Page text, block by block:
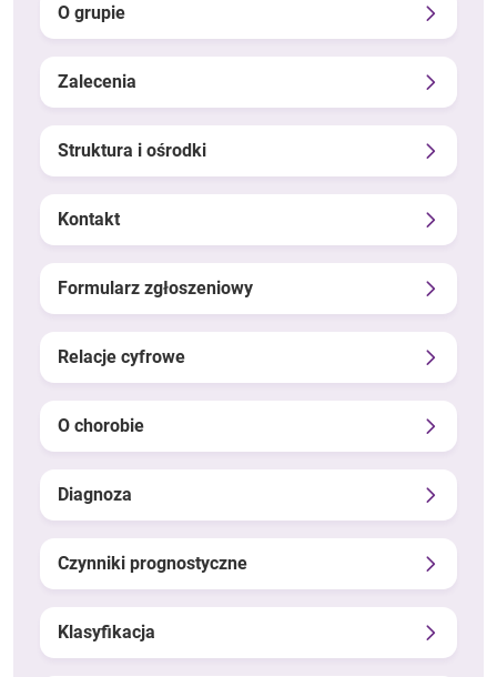
O grupie
Zalecenia
Struktura i ośrodki
Kontakt
Formularz zgłoszeniowy
Relacje cyfrowe
O chorobie
Diagnoza
Czynniki prognostyczne
Klasyfikacja